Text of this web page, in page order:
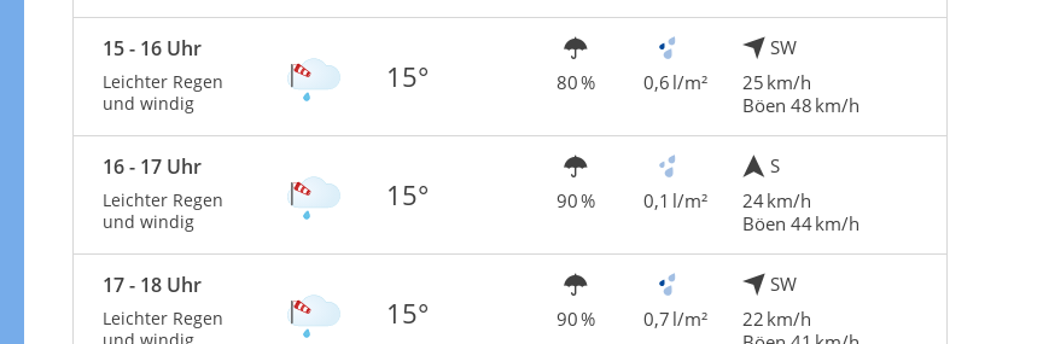
15 - 16 Uhr
Leichter Regen
und windig
15° 80 % 0,6 l/m²
SW
25 km/h
Böen 48 km/h
16 - 17 Uhr
Leichter Regen
und windig
15° 90 % 0,1 l/m²
S
24 km/h
Böen 44 km/h
17 - 18 Uhr
Leichter Regen
15° 90 % 0,7 l/m²
SW
22 km/h